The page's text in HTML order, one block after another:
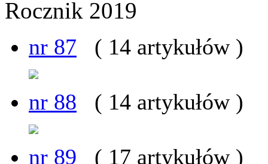
Rocznik 2019
nr 87 ( 14 artykułów )
nr 88 ( 14 artykułów )
nr 89 ( 17 artykułów )